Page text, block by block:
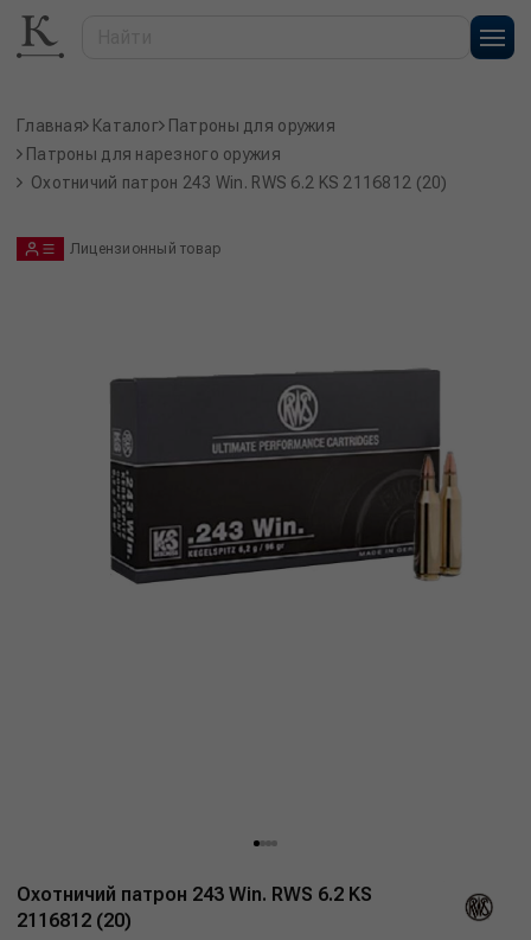
Главная Каталог
Патроны для оружия
Патроны для нарезного оружия
Охотничий патрон 243 Win. RWS 6.2 KS 2116812 (20)
Лицензионный товар
Охотничий патрон 243 Win. RWS 6.2 KS
2116812 (20)